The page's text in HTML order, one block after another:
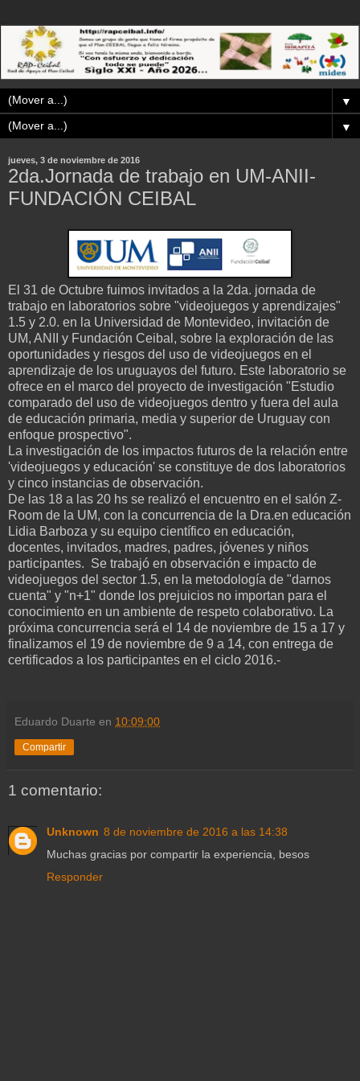
▼
▼
jueves, 3 de noviembre de 2016
2da.Jornada de trabajo en UM-ANII-
FUNDACIÓN CEIBAL
El 31 de Octubre fuimos invitados a la 2da. jornada de
trabajo en laboratorios sobre "videojuegos y aprendizajes"
1.5 y 2.0. en la Universidad de Montevideo, invitación de
UM, ANII y Fundación Ceibal, sobre la exploración de las
oportunidades y riesgos del uso de videojuegos en el
aprendizaje de los uruguayos del futuro. Este laboratorio se
ofrece en el marco del proyecto de investigación "Estudio
comparado del uso de videojuegos dentro y fuera del aula
de educación primaria, media y superior de Uruguay con
enfoque prospectivo".
La investigación de los impactos futuros de la relación entre
'videojuegos y educación' se constituye de dos laboratorios
y cinco instancias de observación.
De las 18 a las 20 hs se realizó el encuentro en el salón Z-
Room de la UM, con la concurrencia de la Dra.en educación
Lidia Barboza y su equipo científico en educación,
docentes, invitados, madres, padres, jóvenes y niños
participantes. Se trabajó en observación e impacto de
videojuegos del sector 1.5, en la metodología de "darnos
cuenta" y "n+1" donde los prejuicios no importan para el
conocimiento en un ambiente de respeto colaborativo. La
próxima concurrencia será el 14 de noviembre de 15 a 17 y
finalizamos el 19 de noviembre de 9 a 14, con entrega de
certificados a los participantes en el ciclo 2016.-
Eduardo Duarte en 10:09:00
Compartir
1 comentario:
Unknown 8 de noviembre de 2016 a las 14:38
Muchas gracias por compartir la experiencia, besos
Responder